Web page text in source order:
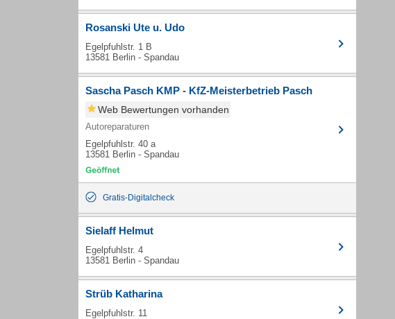
Rosanski Ute u. Udo
Egelpfuhlstr. 1 B
13581 Berlin - Spandau
Sascha Pasch KMP - KfZ-Meisterbetrieb Pasch
Web Bewertungen vorhanden
Autoreparaturen
Egelpfuhlstr. 40 a
13581 Berlin - Spandau
Gratis-Digitalcheck
Sielaff Helmut
Egelpfuhlstr. 4
13581 Berlin - Spandau
Strüb Katharina
Egelpfuhlstr. 11